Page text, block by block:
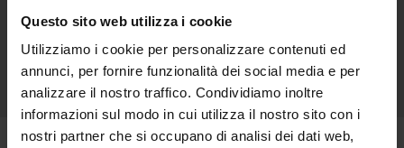
Questo sito web utilizza i cookie
Utilizziamo i cookie per personalizzare contenuti ed
annunci, per fornire funzionalità dei social media e per
analizzare il nostro traffico. Condividiamo inoltre
informazioni sul modo in cui utilizza il nostro sito con i
nostri partner che si occupano di analisi dei dati web,